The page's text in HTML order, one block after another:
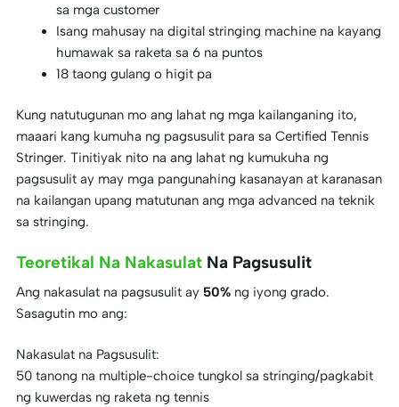
sa mga customer
Isang mahusay na digital stringing machine na kayang
humawak sa raketa sa 6 na puntos
18 taong gulang o higit pa
Kung natutugunan mo ang lahat ng mga kailanganing ito,
maaari kang kumuha ng pagsusulit para sa Certified Tennis
Stringer. Tinitiyak nito na ang lahat ng kumukuha ng
pagsusulit ay may mga pangunahing kasanayan at karanasan
na kailangan upang matutunan ang mga advanced na teknik
sa stringing.
Teoretikal Na Nakasulat Na Pagsusulit
Ang nakasulat na pagsusulit ay 50% ng iyong grado.
Sasagutin mo ang:
Nakasulat na Pagsusulit:
50 tanong na multiple-choice tungkol sa stringing/pagkabit
ng kuwerdas ng raketa ng tennis